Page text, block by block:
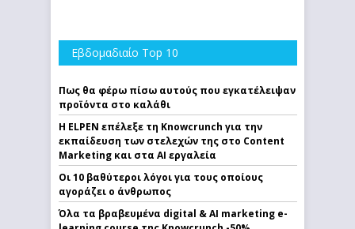
Εβδομαδιαίο Top 10
Πως θα φέρω πίσω αυτούς που εγκατέλειψαν
προϊόντα στο καλάθι
Η ELPEN επέλεξε τη Knowcrunch για την
εκπαίδευση των στελεχών της στο Content
Marketing και στα AI εργαλεία
Οι 10 βαθύτεροι λόγοι για τους οποίους
αγοράζει ο άνθρωπος
Όλα τα βραβευμένα digital & AI marketing e-